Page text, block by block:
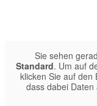
Sie sehen
Standard. Um auf
klicken Sie auf den
dass dabei